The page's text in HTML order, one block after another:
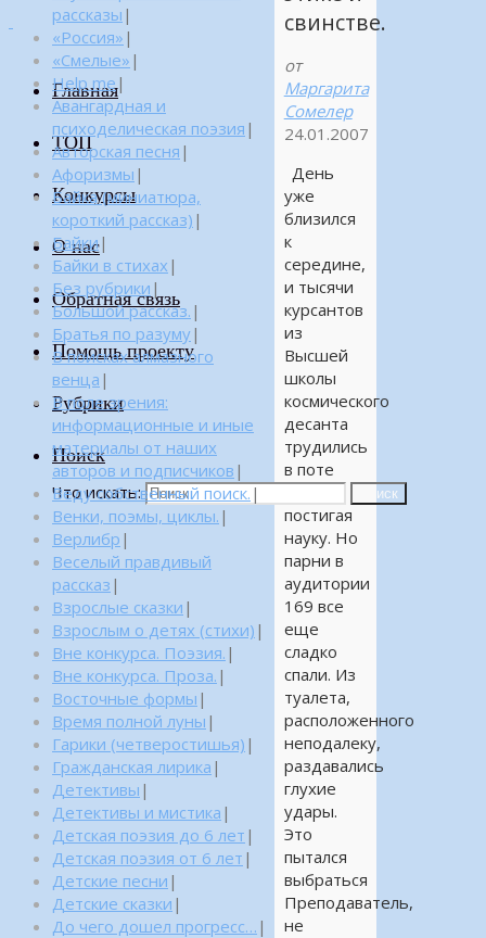
Главная
ТОП
Конкурсы
О нас
Обратная связь
Помощь проекту
Рубрики
Поиск
Что искать: Поиск
свинстве.
от
Маргарита
Сомелер
24.01.2007
День
уже
близился
к
середине,
и тысячи
курсантов
из
Высшей
школы
космического
десанта
трудились
в поте
постигая
науку. Но
парни в
аудитории
169 все
еще
сладко
спали. Из
туалета,
расположенного
неподалеку,
раздавались
глухие
удары.
Это
пытался
выбраться
Преподаватель,
не
рассказы |
«Россия» |
«Смелые» |
Help me|
Авангардная и
психоделическая поэзия |
Авторская песня |
Афоризмы |
Байка (миниатюра,
короткий рассказ) |
Байки|
Байки в стихах |
Без рубрики |
Большой рассказ. |
Братья по разуму|
В поисках алмазного
венца |
В поле зрения:
информационные и иные
материалы от наших
авторов и подписчиков |
Веду собственный поиск. |
Венки, поэмы, циклы. |
Верлибр |
Веселый правдивый
рассказ |
Взрослые сказки |
Взрослым о детях (стихи) |
Вне конкурса. Поэзия. |
Вне конкурса. Проза. |
Восточные формы |
Время полной луны |
Гарики (четверостишья) |
Гражданская лирика |
Детективы |
Детективы и мистика |
Детская поэзия до 6 лет |
Детская поэзия от 6 лет |
Детские песни |
Детские сказки |
До чего дошел прогресс… |